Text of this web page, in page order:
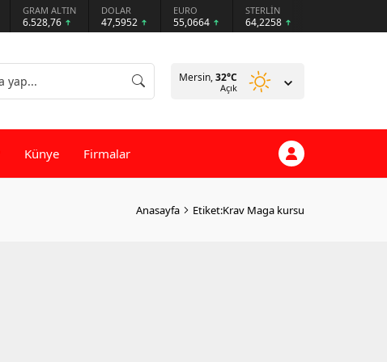
GRAM ALTIN
6.528,76
DOLAR
47,5952
EURO
55,0664
STERLİN
64,2258
Mersin,32°C
Açık
Künye Firmalar
Anasayfa Etiket:Krav Maga kursu